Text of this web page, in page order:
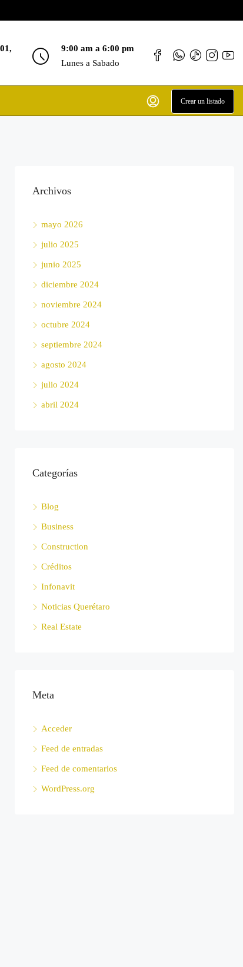
9:00 am a 6:00 pm
Lunes a Sabado
Crear un listado
Archivos
mayo 2026
julio 2025
junio 2025
diciembre 2024
noviembre 2024
octubre 2024
septiembre 2024
agosto 2024
julio 2024
abril 2024
Categorías
Blog
Business
Construction
Créditos
Infonavit
Noticias Querétaro
Real Estate
Meta
Acceder
Feed de entradas
Feed de comentarios
WordPress.org